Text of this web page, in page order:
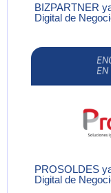
BIZPARTNER
Digital de
PROSOLDES
Digital de